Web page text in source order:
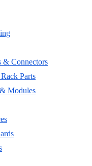
& Connectors
Parts
Modules
- 10 Pack
PX-HID.
each user to have